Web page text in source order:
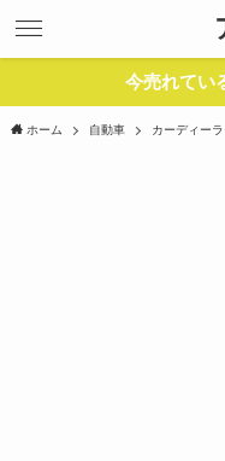
今売れてい
ホーム 自動車 カーディー